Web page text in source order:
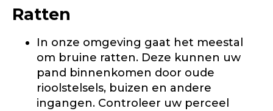
Ratten
In onze omgeving gaat het meestal
om bruine ratten. Deze kunnen uw
pand binnenkomen door oude
rioolstelsels, buizen en andere
ingangen. Controleer uw perceel